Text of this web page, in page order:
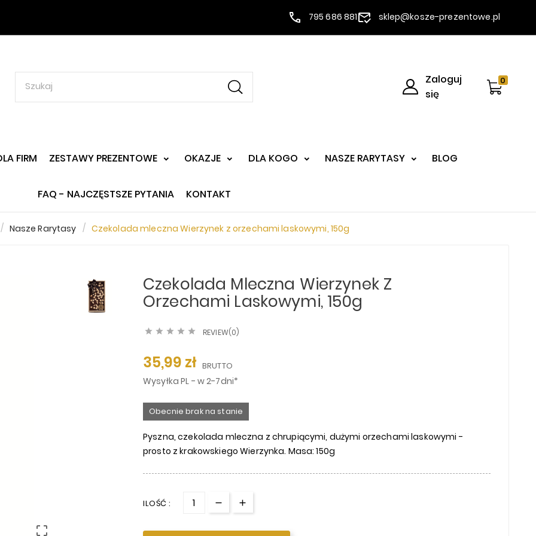
795 686 881 sklep@kosze-prezentowe.pl
Zaloguj
się
0
FIRM ZESTAWY PREZENTOWE OKAZJE DLA KOGO NASZE RARYTASY BLOG
FAQ - NAJCZĘSTSZE PYTANIA KONTAKT
Nasze Rarytasy Czekolada mleczna Wierzynek z orzechami laskowymi, 150g

Czekolada Mleczna Wierzynek Z
Orzechami Laskowymi, 150g
     REVIEW(0)
35,99 zł BRUTTO
Wysyłka PL - w 2-7dni*
Obecnie brak na stanie
Pyszna, czekolada mleczna z chrupiącymi, dużymi orzechami laskowymi -
prosto z krakowskiego Wierzynka. Masa: 150g
ILOŚĆ :